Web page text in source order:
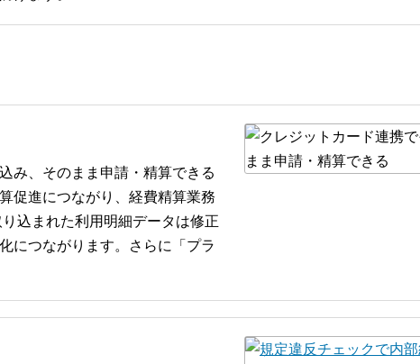
み、そのまま申請・精算できる
促進につながり、経費精算業務
込まれた利用明細データは修正
につながります。さらに「プラ